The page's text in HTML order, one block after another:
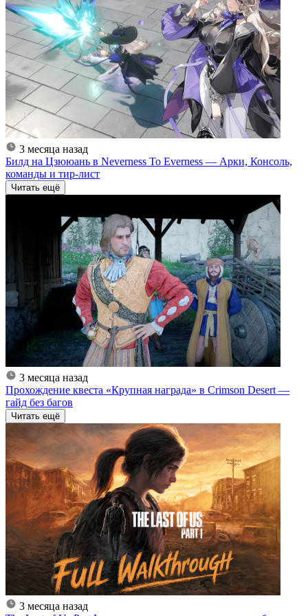
3 месяца назад
Билд на Цзююань в Neverness To Everness — Арки, Консоль,
команды и тир-лист
Читать ещё
3 месяца назад
Прохождение квеста «Крупная награда» в Crimson Desert —
гайд без багов
Читать ещё
3 месяца назад